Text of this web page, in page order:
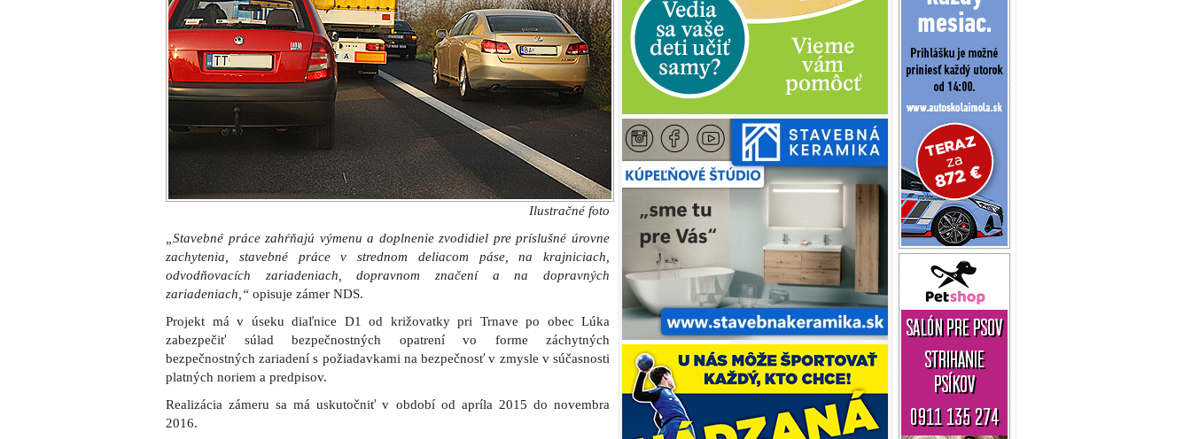
Ilustračné foto
„Stavebné práce zahŕňajú výmenu a doplnenie zvodidiel pre príslušné úrovne
zachytenia, stavebné práce v strednom deliacom páse, na krajniciach,
odvodňovacích zariadeniach, dopravnom značení a na dopravných
zariadeniach,“ opisuje zámer NDS.
Projekt má v úseku diaľnice D1 od križovatky pri Trnave po obec Lúka
zabezpečiť súlad bezpečnostných opatrení vo forme záchytných
bezpečnostných zariadení s požiadavkami na bezpečnosť v zmysle v súčasnosti
platných noriem a predpisov.
Realizácia zámeru sa má uskutočniť v období od apríla 2015 do novembra
2016.